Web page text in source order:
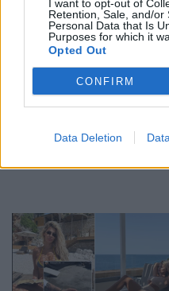
I want to opt-out of
Retention, Sale, and/or
Personal Data that Is
Purposes for which it
Opted Out
CONFIRM
Data Deletion
Shtuarmë20.11.2022
Tags:
A të ndryshon
Georginës
, Fotot e